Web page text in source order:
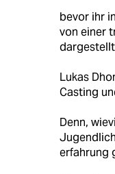
bevor ihr
von einer
Lukas
Casting
Denn,
erfahrung